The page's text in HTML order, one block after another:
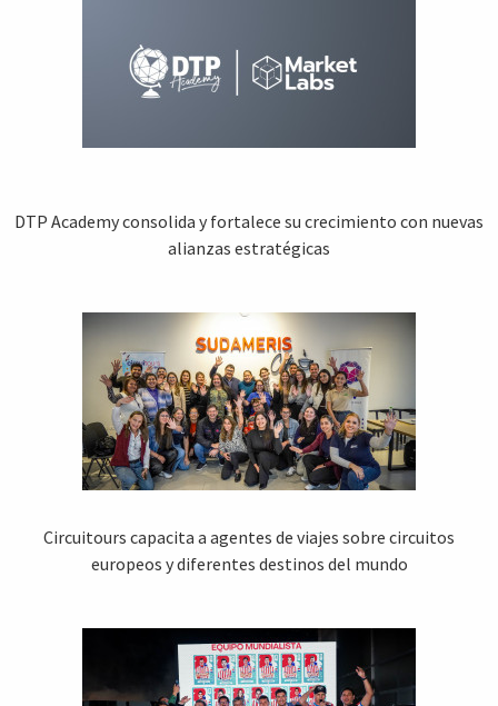
DTP Academy consolida y fortalece su crecimiento con nuevas
alianzas estratégicas
Circuitours capacita a agentes de viajes sobre circuitos
europeos y diferentes destinos del mundo